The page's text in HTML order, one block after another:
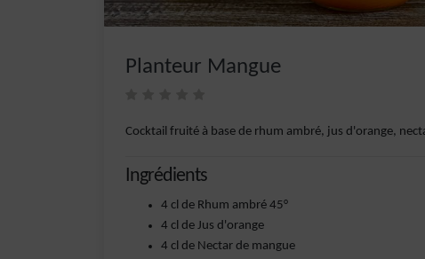
Planteur Mangue
Cocktail fruité à base de rhum ambré, jus d'orange,
Ingrédients
4 cl de Rhum ambré 45°
4 cl de Jus d'orange
4 cl de Nectar de mangue